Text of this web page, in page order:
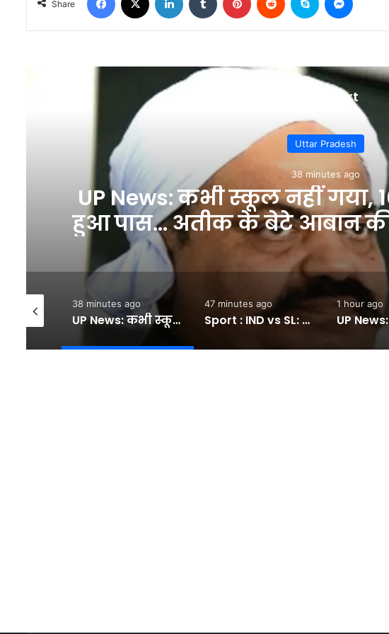
Share
Read Next
Uttar Pradesh
38 minutes ago
स्कूल नहीं गया, 10वीं में फर्स्ट
के बेटे आबान की पढ़ाई से जुड़ी
– INA
38 minutes ago
UP News: कभी स्कूल नहीं गया, 10वीं में फर्स्ट डिवीजन हुआ पास… अतीक के बेटे आबान की पढ़ाई से जुड़ी कहानी – INA
47 minutes ago
Sport : IND vs SL: ग्रुप-1 से ग्रुप-4 तक…, गॉल टेस्ट से पहले टीम इंडिया का स्पेशल 'फील्डिंग प्लान' बोर्ड पर हो रहा तैयार #INA
1 hour ago